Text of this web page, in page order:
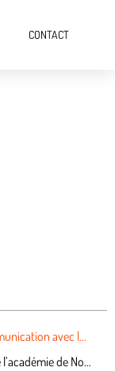
CONTACT
Optimisez votre communication avec le webmail de l’académie de Normandie
Le rôle du webmail de l’académie de Normandie